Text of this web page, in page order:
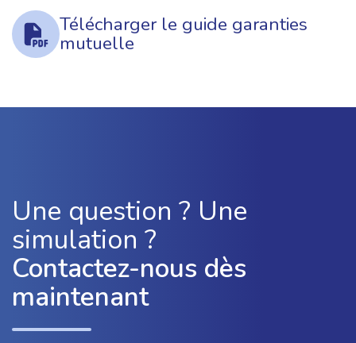
Télécharger le guide garanties
mutuelle
Une question ? Une
simulation ?
Contactez-nous dès
maintenant